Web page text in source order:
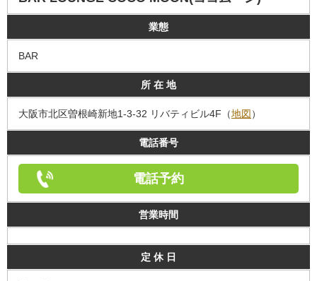
業態
BAR
所 在 地
大阪市北区曽根崎新地1-3-32 リバティビル4F（地図 ）
電話番号
電話予約
営業時間
定 休 日